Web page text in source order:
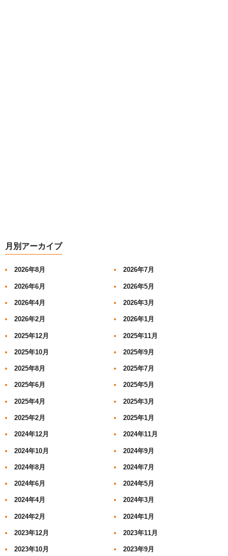
月別アーカイブ
2026年8月 2026年7月
2026年6月 2026年5月
2026年4月 2026年3月
2026年2月 2026年1月
2025年12月 2025年11月
2025年10月 2025年9月
2025年8月 2025年7月
2025年6月 2025年5月
2025年4月 2025年3月
2025年2月 2025年1月
2024年12月 2024年11月
2024年10月 2024年9月
2024年8月 2024年7月
2024年6月 2024年5月
2024年4月 2024年3月
2024年2月 2024年1月
2023年12月 2023年11月
2023年10月 2023年9月